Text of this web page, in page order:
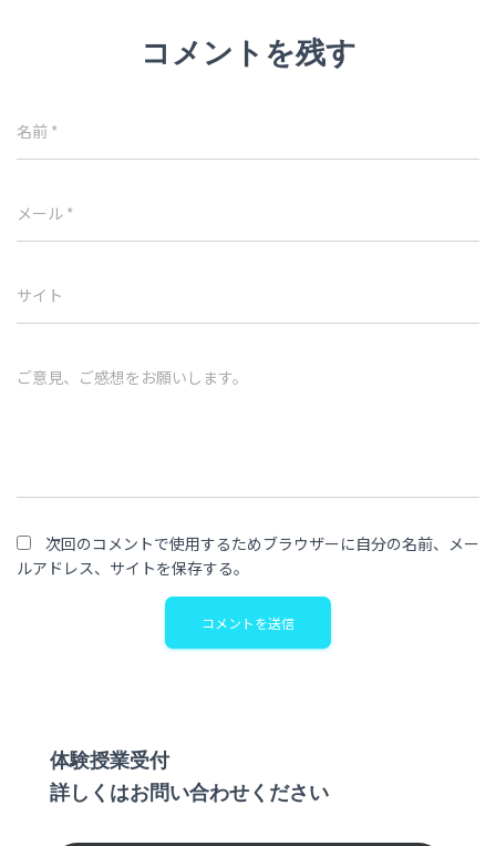
コメントを残す
名前 *
メール *
サイト
ご意見、ご感想をお願いします。
次回のコメントで使用するためブラウザーに自分の名前、メー
ルアドレス、サイトを保存する。
体験授業受付
詳しくはお問い合わせください